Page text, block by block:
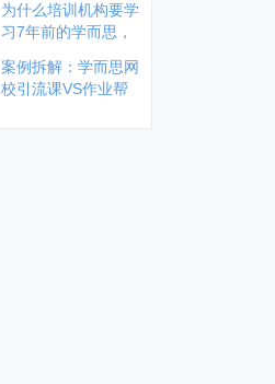
为什么培训机构要学
习7年前的学而思，
未来？
案例拆解：学而思网
校引流课VS作业帮